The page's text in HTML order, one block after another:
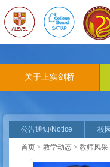
关于上实剑桥
公告通知/Notice 校
首页 > 教学动态 > 教师风采